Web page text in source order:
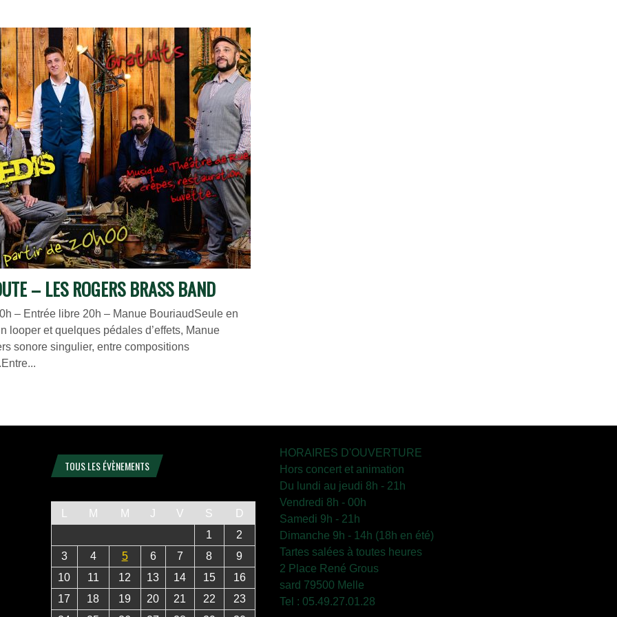
– LES ROGERS BRASS BAND
– Entrée libre 20h – Manue BouriaudSeule en
looper et quelques pédales d’effets, Manue
sonore singulier, entre compositions
TOUS LES ÉVÈNEMENTS
M M J V S
D
1
2
3
4 5 6 7 8
9
10
11 12 13 14 15
16
17
18 19 20 21 22
23
HORAIRES D'OUVERTURE
Hors concert et animation
Du lundi au jeudi 8h - 21h
Vendredi 8h - 00h
Samedi 9h - 21h
Dimanche 9h - 14h (18h en été)
Tartes salées à toutes heures
2 Place René Grous
sard 79500 Melle
Tel : 05.49.27.01.28